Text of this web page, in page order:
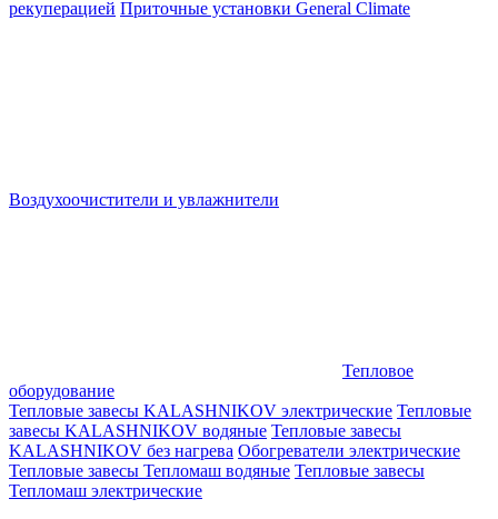
рекуперацией Приточные установки General Climate
Воздухоочистители и увлажнители
Тепловое
оборудование
Тепловые завесы KALASHNIKOV электрические Тепловые
завесы KALASHNIKOV водяные Тепловые завесы
KALASHNIKOV без нагрева Обогреватели электрические
Тепловые завесы Тепломаш водяные Тепловые завесы
Тепломаш электрические